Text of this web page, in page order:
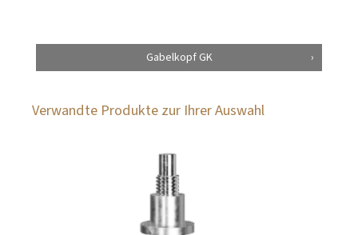
Gabelkopf GK
Verwandte Produkte zur Ihrer Auswahl